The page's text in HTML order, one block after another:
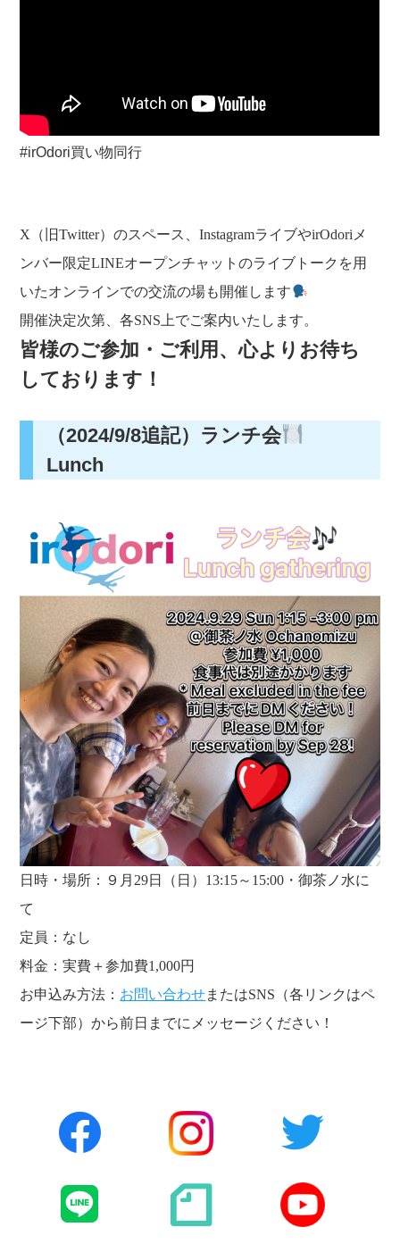
#irOdori買い物同行
X（旧Twitter）のスペース、InstagramライブやirOdoriメ
ンバー限定LINEオープンチャットのライブトークを用
いたオンラインでの交流の場も開催します
開催決定次第、各SNS上でご案内いたします。
皆様のご参加・ご利用、心よりお待ち
しております！
（2024/9/8追記）ランチ会
Lunch
日時・場所：９月29日（日）13:15～15:00・御茶ノ水に
て
定員：なし
料金：実費＋参加費1,000円
お申込み方法： お問い合わせまたはSNS（各リンクはペ
ージ下部）から前日までにメッセージください！